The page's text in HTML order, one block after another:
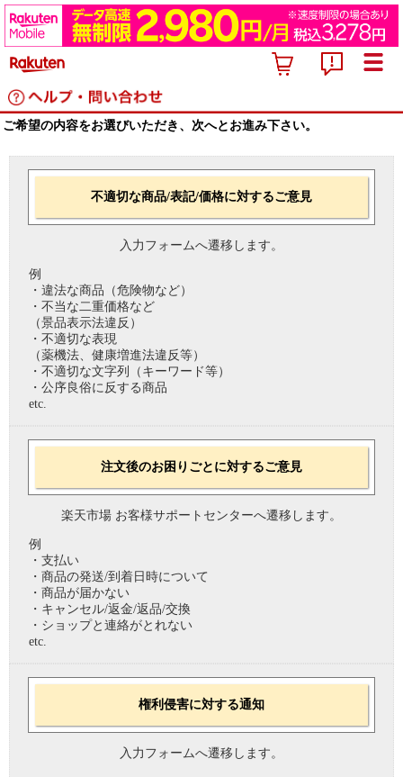
ご希望の内容をお選びいただき、次へとお進み下さい。
不適切な商品/表記/価格に対するご意見
入力フォームへ遷移します。
例
・違法な商品（危険物など）
・不当な二重価格など
（景品表示法違反）
・不適切な表現
（薬機法、健康増進法違反等）
・不適切な文字列（キーワード等）
・公序良俗に反する商品
etc.
注文後のお困りごとに対するご意見
楽天市場 お客様サポートセンターへ遷移します。
例
・支払い
・商品の発送/到着日時について
・商品が届かない
・キャンセル/返金/返品/交換
・ショップと連絡がとれない
etc.
権利侵害に対する通知
入力フォームへ遷移します。